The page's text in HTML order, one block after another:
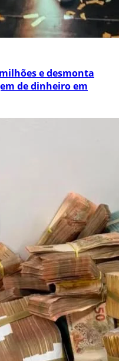
e desmonta
de dinheiro em